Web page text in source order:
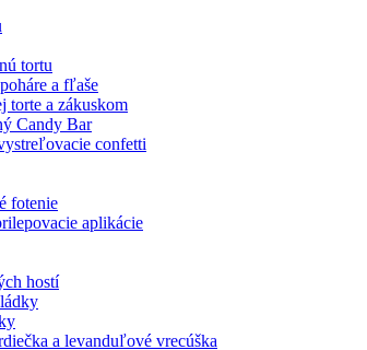
tortu
a fľaše
torte a zákuskom
Candy Bar
confetti
fotenie
aplikácie
hostí
a levanduľové vrecúška